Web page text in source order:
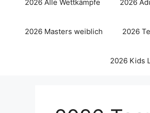
2026 Alle Wettkämpfe 2026
2026 Masters weiblich 2026
2026 Kids